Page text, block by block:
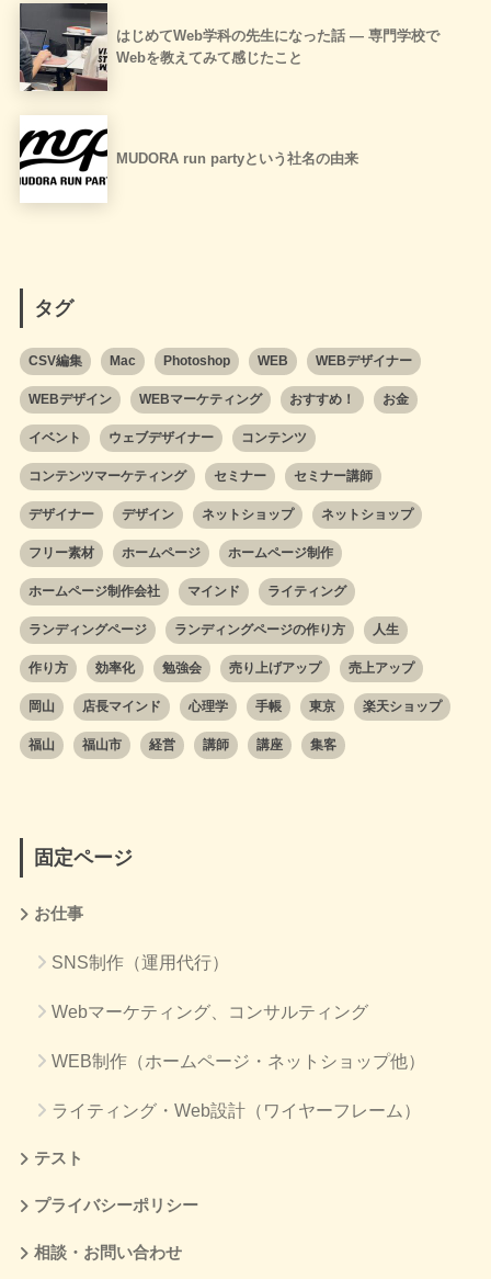
はじめてWeb学科の先生になった話 ― 専門学校で
Webを教えてみて感じたこと
MUDORA run partyという社名の由来
タグ
CSV編集 Mac Photoshop WEB WEBデザイナー
WEBデザイン WEBマーケティング おすすめ！ お金
イベント ウェブデザイナー コンテンツ
コンテンツマーケティング セミナー セミナー講師
デザイナー デザイン ネットショップ ネットショップ
フリー素材 ホームページ ホームページ制作
ホームページ制作会社 マインド ライティング
ランディングページ ランディングページの作り方 人生
作り方 効率化 勉強会 売り上げアップ 売上アップ
岡山 店長マインド 心理学 手帳 東京 楽天ショップ
福山 福山市 経営 講師 講座 集客
固定ページ
お仕事
SNS制作（運用代行）
Webマーケティング、コンサルティング
WEB制作（ホームページ・ネットショップ他）
ライティング・Web設計（ワイヤーフレーム）
テスト
プライバシーポリシー
相談・お問い合わせ